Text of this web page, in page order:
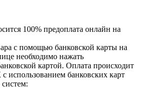
100% предоплата онлайн на
с помощью банковской карты на
необходимо нажать
картой. Оплата происходит
банковских карт